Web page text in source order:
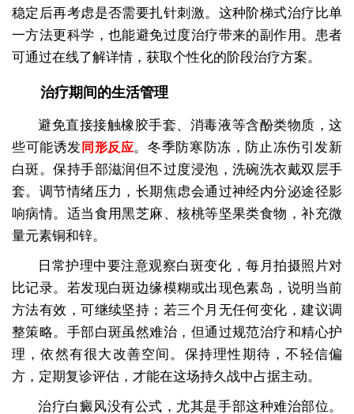
稳定后再考虑是否需要扎针刺激。这种阶梯式治疗比单
一方法更科学，也能避免过度治疗带来的副作用。患者
可通过在线了解详情，获取个性化的阶段治疗方案。
治疗期间的生活管理
避免直接接触橡胶手套、消毒液等含酚类物质，这
些可能诱发 同形反应。冬季防寒防冻，防止冻伤引发新
白斑。保持手部滋润但不过度浸泡，洗碗洗衣戴双层手
套。调节情绪压力，长期焦虑会通过神经内分泌途径影
响病情。适当食用黑芝麻、核桃等坚果类食物，补充微
量元素铜和锌。
日常护理中要注意观察白斑变化，每月拍摄照片对
比记录。若发现白斑边缘模糊或出现色素岛，说明当前
方法有效，可继续坚持；若三个月无任何变化，建议调
整策略。手部白斑虽然难治，但通过规范治疗和精心护
理，依然有很大改善空间。保持理性期待，不轻信偏
方，定期复诊评估，才能在这场持久战中占据主动。
治疗白癜风没有公式，尤其是手部这种难治部位。